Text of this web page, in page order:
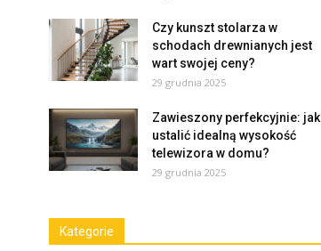
Czy kunszt stolarza w
schodach drewnianych jest
wart swojej ceny?
29 grudnia 2025
Zawieszony perfekcyjnie: jak
ustalić idealną wysokość
telewizora w domu?
29 grudnia 2025
Kategorie